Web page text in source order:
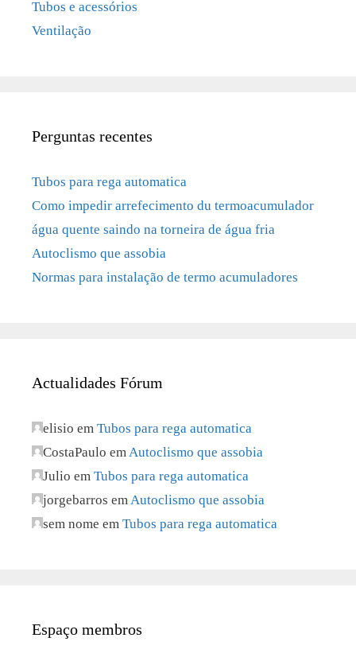
Tubos e acessórios
Ventilação
Perguntas recentes
Tubos para rega automatica
Como impedir arrefecimento du termoacumulador
água quente saindo na torneira de água fria
Autoclismo que assobia
Normas para instalação de termo acumuladores
Actualidades Fórum
elisio em Tubos para rega automatica
CostaPaulo emAutoclismo que assobia
Julio em Tubos para rega automatica
jorgebarros emAutoclismo que assobia
sem nome em Tubos para rega automatica
Espaço membros